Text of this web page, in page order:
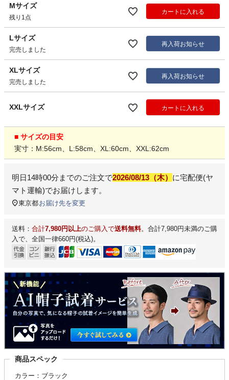
Mサイズ
残り1点
カートに入れる
Lサイズ
完売しました
再入荷お知らせ
XLサイズ
完売しました
再入荷お知らせ
XXLサイズ カートに入れる
■ サイズの目安
実寸：M:56cm、L:58cm、XL:60cm、XXL:62cm
明日14時00分 までのご注文で2026/08/13（木） に宅配便(ヤ
マト運輸)でお届けします。
東京都お届け先を変更
送料： 合計7,980円以上のご購入で送料無料。合計7,980円未満のご購
入で、全国一律660円(税込)。
商品スペック
カラー：ブラック